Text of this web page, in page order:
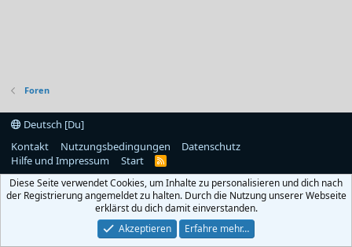
Foren
Deutsch [Du]
Kontakt
Nutzungsbedingungen
Datenschutz
Hilfe und Impressum
Start
R
S
Diese Seite verwendet Cookies, um Inhalte zu personalisieren und dich nach
der Registrierung angemeldet zu halten. Durch die Nutzung unserer Webseite
erklärst du dich damit einverstanden.
Akzeptieren
Erfahre mehr…